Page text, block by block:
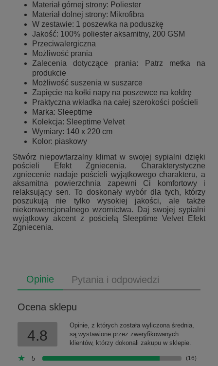
Materiał górnej strony: Poliester
Materiał dolnej strony: Mikrofibra
W zestawie: 1 poszewka na poduszkę
Jakość: 100% poliester aksamitny, 200 GSM
Przeciwalergiczna
Możliwość prania
Zalecenia dotyczące prania: Patrz metka na
produkcie
Możliwość suszenia w suszarce
Zapięcie na kołki napy na poszewce na kołdrę
Praktyczna wkładka na całej szerokości pościeli
Marka: Sleeptime
Kolekcja: Sleeptime Velvet
Wymiary: 140 x 220 cm
Kolor: piaskowy
Stwórz niepowtarzalny klimat w swojej sypialni dzięki
pościeli Efekt Zgniecenia. Charakterystyczne
zgniecenie nadaje pościeli wyjątkowego charakteru, a
aksamitna powierzchnia zapewni Ci komfortowy i
relaksujący sen. To doskonały wybór dla tych, którzy
poszukują nie tylko wysokiej jakości, ale także
niekonwencjonalnego wzornictwa. Daj swojej sypialni
wyjątkowy akcent z pościelą Sleeptime Velvet Efekt
Zgniecenia.
Opinie Pytania i odpowiedzi
Ocena sklepu
4.8
Opinie, z których została wyliczona średnia,
są wystawione przez zweryfikowanych
klientów, którzy dokonali zakupu w sklepie.
5 (16)